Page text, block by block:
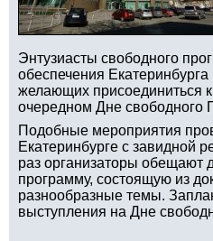
Энтузиасты свободного
обеспечения
желающих присоединиться
очередном Дне свободного
Подобные мероприятия
Екатеринбурге с завидной
раз организаторы обещают
программу, состоящую из
разнообразные темы.
выступления на Дне